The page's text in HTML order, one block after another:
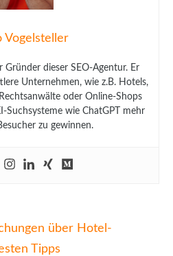
Vogelsteller
Gründer dieser SEO-Agentur. Er
Unternehmen, wie z.B. Hotels,
oder Online-Shops
Suchsysteme wie ChatGPT mehr
zu gewinnen.
über Hotel-
Tipps